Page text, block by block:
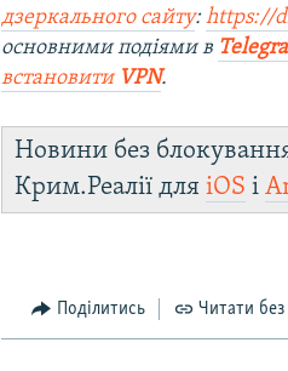
дзеркального сайту:https://
основними подіями в
встановити VPN.
Новини без
Крим.Реалії дляiOS і
Поділитись Читати без